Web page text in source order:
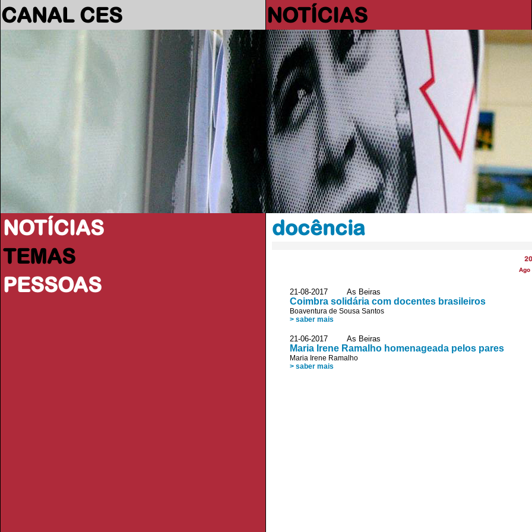
CANAL CES NOTÍCIAS
NOTÍCIAS
TEMAS
PESSOAS
docência
Ago
21-08-2017 As Beiras
Coimbra solidária com docentes brasileiros
Boaventura de Sousa Santos
> saber mais
21-06-2017 As Beiras
Maria Irene Ramalho homenageada pelos pares
Maria Irene Ramalho
> saber mais